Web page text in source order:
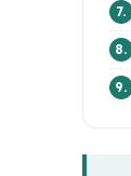
7.
8.
9.